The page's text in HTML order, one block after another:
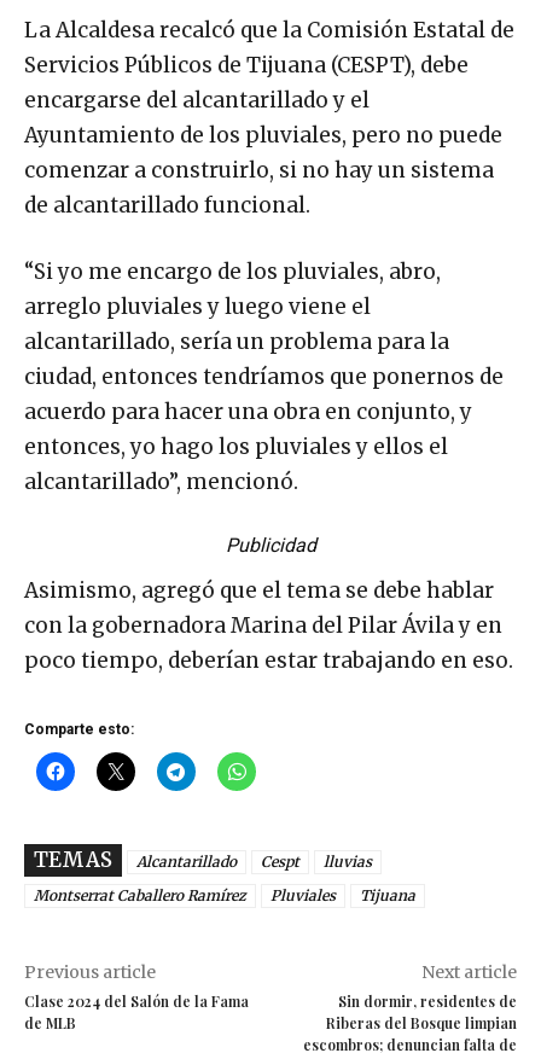
La Alcaldesa recalcó que la Comisión Estatal de
Servicios Públicos de Tijuana (CESPT), debe
encargarse del alcantarillado y el
Ayuntamiento de los pluviales, pero no puede
comenzar a construirlo, si no hay un sistema
de alcantarillado funcional.
“Si yo me encargo de los pluviales, abro,
arreglo pluviales y luego viene el
alcantarillado, sería un problema para la
ciudad, entonces tendríamos que ponernos de
acuerdo para hacer una obra en conjunto, y
entonces, yo hago los pluviales y ellos el
alcantarillado”, mencionó.
Publicidad
Asimismo, agregó que el tema se debe hablar
con la gobernadora Marina del Pilar Ávila y en
poco tiempo, deberían estar trabajando en eso.
Comparte esto:
TEMAS Alcantarillado Cespt
lluvias
Montserrat Caballero Ramírez
Pluviales Tijuana
Previous article
Clase 2024 del Salón de la Fama
de MLB
Next article
Sin dormir, residentes de
Riberas del Bosque limpian
escombros; denuncian falta de